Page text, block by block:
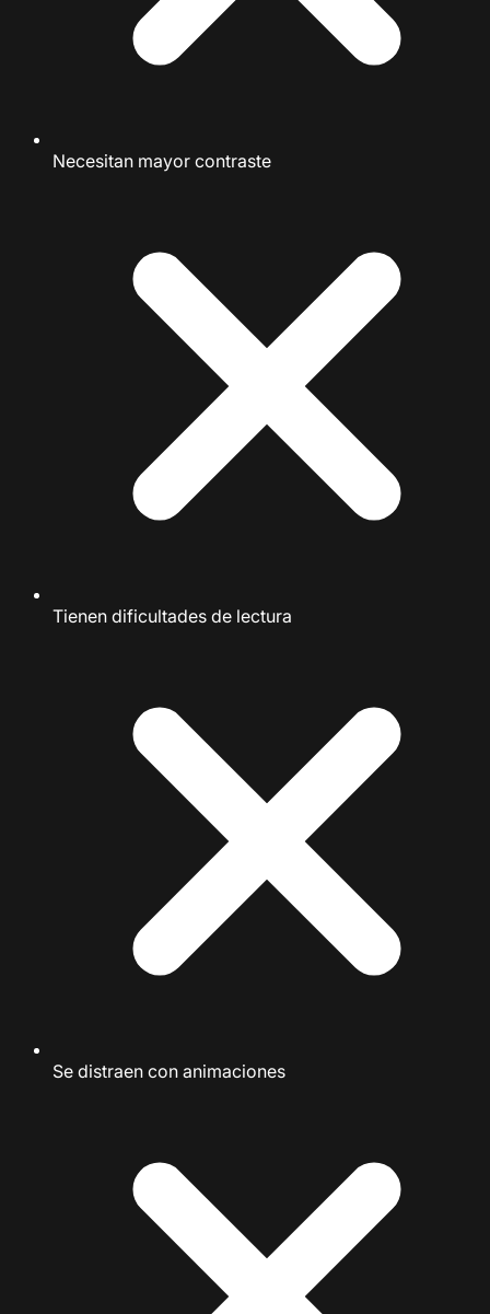
Necesitan mayor contraste
Tienen dificultades de lectura
Se distraen con animaciones